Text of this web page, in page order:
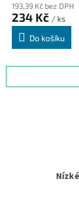
193,39 Kč bez DPH
234 Kč / ks
Do košíku